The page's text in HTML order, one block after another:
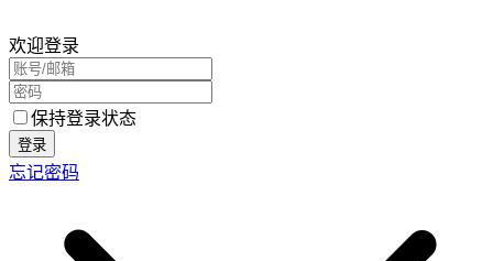
欢迎登录
保持登录状态
登录
忘记密码